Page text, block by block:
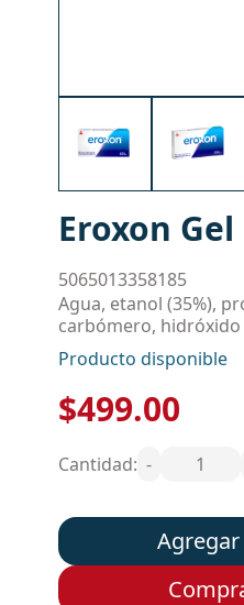
Eroxon Gel
5065013358185
Agua, etanol (35%),
carbómero,
Producto disponible
$499.00
Cantidad: - 1